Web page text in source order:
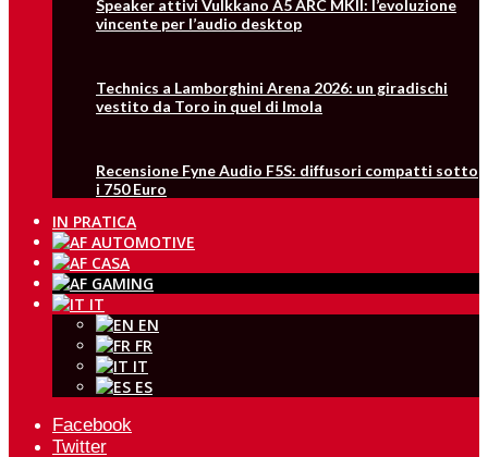
Speaker attivi Vulkkano A5 ARC MKII: l’evoluzione
vincente per l’audio desktop
Technics a Lamborghini Arena 2026: un giradischi
vestito da Toro in quel di Imola
Recensione Fyne Audio F5S: diffusori compatti sotto
i 750 Euro
IN PRATICA
IT
EN
FR
IT
ES
Facebook
Twitter